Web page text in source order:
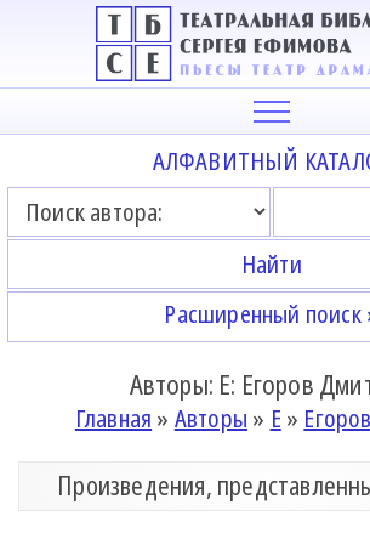
АЛФАВИТНЫЙ
Расширенный поиск
Авторы: Е: Егоров
Главная » Авторы » Е »
Произведения,